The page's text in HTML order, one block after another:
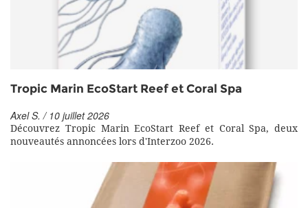
Tropic Marin EcoStart Reef et Coral Spa
Axel S. / 10 juillet 2026
Découvrez Tropic Marin EcoStart Reef et Coral Spa, deux
nouveautés annoncées lors d'Interzoo 2026.